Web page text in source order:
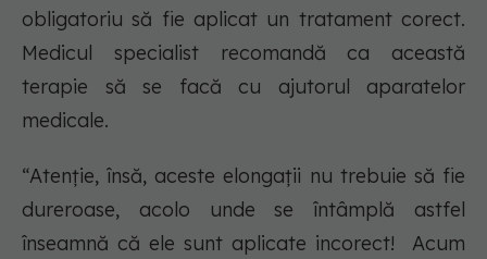
obligatoriu să fie aplicat un tratament corect.
Medicul specialist recomandă ca această
terapie să se facă cu ajutorul aparatelor
medicale.
“Atenție, însă, aceste elongații nu trebuie să fie
dureroase, acolo unde se întâmplă astfel
înseamnă că ele sunt aplicate incorect! Acum